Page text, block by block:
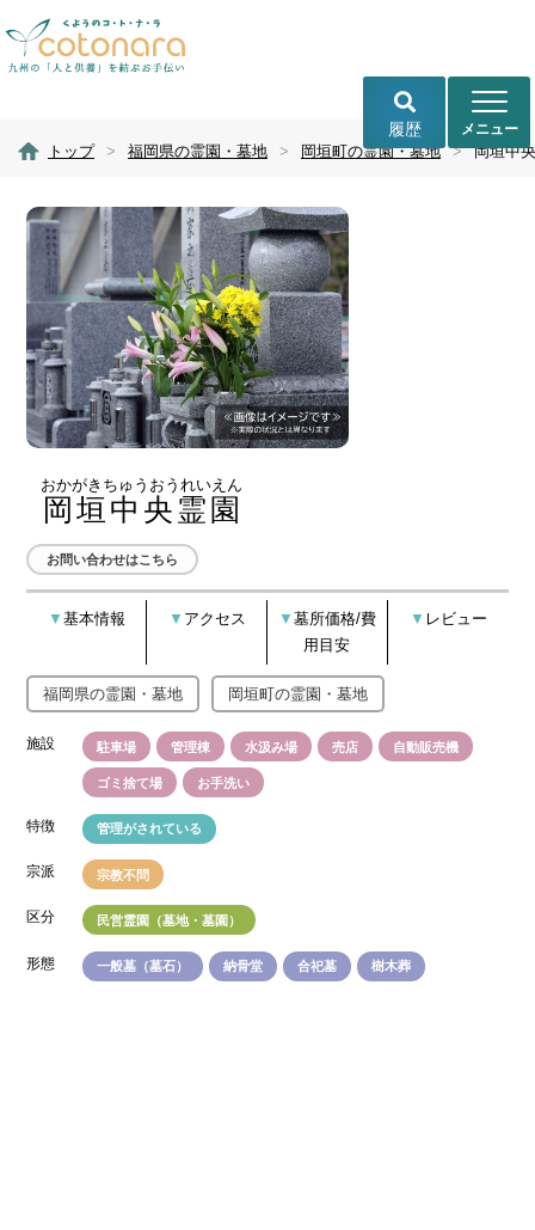
トップ > 福岡県の霊園・墓地 > 岡垣町の霊園・墓地 > 岡垣中
岡垣中央霊園
おかがきちゅうおうれいえん
お問い合わせはこちら
基本情報 アクセス
墓所価格/費
用目安
レビュー
福岡県の霊園・墓地 岡垣町の霊園・墓地
施設 駐車場 管理棟 水汲み場 売店 自動販売機
ゴミ捨て場 お手洗い
特徴 管理がされている
宗派 宗教不問
区分 民営霊園（墓地・墓園）
形態 一般墓（墓石） 納骨堂 合祀墓 樹木葬
履歴